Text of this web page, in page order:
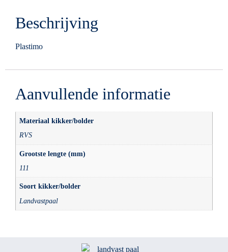
Beschrijving
Plastimo
Aanvullende informatie
Materiaal kikker/bolder
RVS
Grootste lengte (mm)
111
Soort kikker/bolder
Landvastpaal